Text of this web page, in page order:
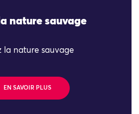
nature sauvage
la nature sauvage
EN SAVOIR PLUS